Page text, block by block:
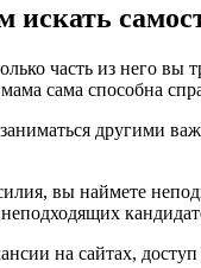
искать
часть из него
сама способна
другими
вы наймете
на сайтах,